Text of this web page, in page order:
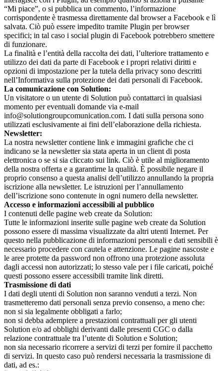
“Mi piace”, o si pubblica un commento, l’informazione
corrispondente è trasmessa direttamente dal browser a Facebook e lì
salvata. Ciò può essere impedito tramite Plugin per browser
specifici; in tal caso i social plugin di Facebook potrebbero smettere
di funzionare.
La finalità e l’entità della raccolta dei dati, l’ulteriore trattamento e
utilizzo dei dati da parte di Facebook e i propri relativi diritti e
opzioni di impostazione per la tutela della privacy sono descritti
nell’Informativa sulla protezione dei dati personali di Facebook.
La comunicazione con Solution:
Un visitatore o un utente di Solution può contattarci in qualsiasi
momento per eventuali domande via e-mail
info@solutiongroupcomunication.com. I dati sulla persona sono
utilizzati esclusivamente ai fini dell’elaborazione della richiesta.
Newsletter:
La nostra newsletter contiene link e immagini grafiche che ci
indicano se la newsletter sia stata aperta in un client di posta
elettronica o se si sia cliccato sui link. Ciò è utile al miglioramento
della nostra offerta e a garantirne la qualità. È possibile negare il
proprio consenso a questa analisi dell’utilizzo annullando la propria
iscrizione alla newsletter. Le istruzioni per l’annullamento
dell’iscrizione sono contenute in ogni numero della newsletter.
Accesso e informazioni accessibili al pubblico
I contenuti delle pagine web create da Solution:
Tutte le informazioni inserite sulle pagine web create da Solution
possono essere di massima visualizzate da altri utenti Internet. Per
questo nella pubblicazione di informazioni personali e dati sensibili è
necessario procedere con cautela e attenzione. Le pagine nascoste e
le aree protette da password non offrono una protezione assoluta
dagli accessi non autorizzati; lo stesso vale per i file caricati, poiché
questi possono essere accessibili tramite link diretti.
Trasmissione di dati
I dati degli utenti di Solution non saranno venduti a terzi. Non
trasmetteremo dati personali senza previo consenso, a meno che:
non si sia legalmente obbligati a farlo;
non si debba adempiere a prestazioni contrattuali per gli utenti
Solution e/o ad obblighi derivanti dalle presenti CGC o dalla
relazione contrattuale tra l’utente di Solution e Solution;
non sia necessario ricorrere a servizi di terzi per fornire il pacchetto
di servizi. In questo caso può rendersi necessaria la trasmissione di
dati, ad es.: